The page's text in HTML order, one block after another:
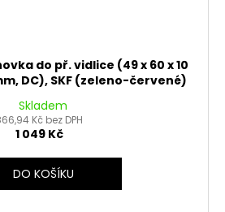
do př. vidlice (49 x 60 x 10
DC), SKF (zeleno-červené)
Skladem
Kč bez DPH
1 049 Kč
DO KOŠÍKU